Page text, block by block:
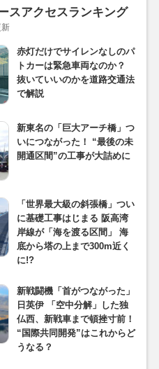
スアクセスランキング
赤灯だけでサイレンなしのパ
トカーは緊急車両なのか？
抜いていいのかを道路交通法
で解説
新東名の「巨大アーチ橋」つ
いにつながった！ “最後の未
開通区間”の工事が大詰めに
「世界最大級の斜張橋」つい
に基礎工事はじまる 阪高湾
岸線が「海を渡る区間」 海
底から塔の上まで300m近く
に!?
新戦闘機「首がつながった」
日英伊 「空中分解」した独
仏西、新戦車まで頓挫寸前！
“国際共同開発”はこれからど
うなる？